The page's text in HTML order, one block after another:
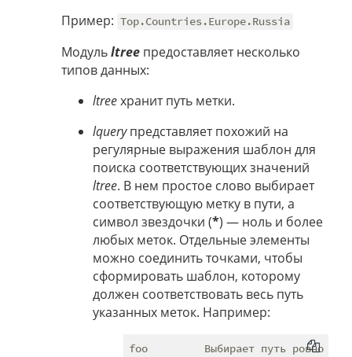
Пример: Top.Countries.Europe.Russia
Модульltree предоставляет несколько
типов данных:
ltreeхранит путь метки.
lqueryпредставляет похожий на
регулярные выражения шаблон для
поиска соответствующих значений
ltree. В нем простое слово выбирает
соответствующую метку в пути, а
символ звездочки (*) — ноль и более
любых меток. Отдельные элементы
можно соединить точками, чтобы
сформировать шаблон, которому
должен соответствовать весь путь
указанных меток. Например:
foo         Выбирает путь ровно с